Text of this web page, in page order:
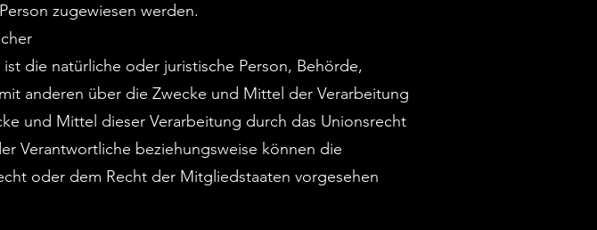
zugewiesen werden.
die natürliche oder juristische Person, Behörde,
anderen über die Zwecke und Mittel der Verarbeitung
und Mittel dieser Verarbeitung durch das Unionsrecht
Verantwortliche beziehungsweise können die
oder dem Recht der Mitgliedstaaten vorgesehen